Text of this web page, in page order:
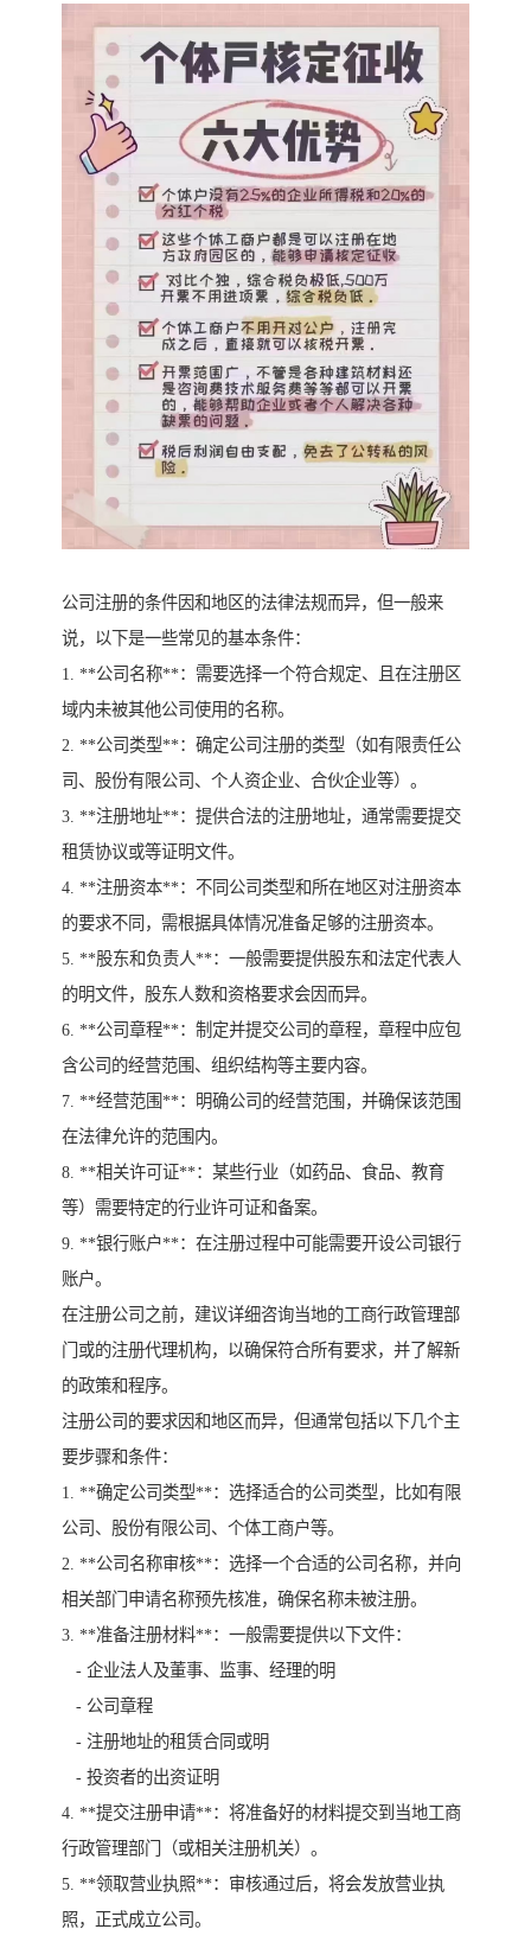
公司注册的条件因和地区的法律法规而异，但一般来
说，以下是一些常见的基本条件：
1. **公司名称**：需要选择一个符合规定、且在注册区
域内未被其他公司使用的名称。
2. **公司类型**：确定公司注册的类型（如有限责任公
司、股份有限公司、个人资企业、合伙企业等）。
3. **注册地址**：提供合法的注册地址，通常需要提交
租赁协议或等证明文件。
4. **注册资本**：不同公司类型和所在地区对注册资本
的要求不同，需根据具体情况准备足够的注册资本。
5. **股东和负责人**：一般需要提供股东和法定代表人
的明文件，股东人数和资格要求会因而异。
6. **公司章程**：制定并提交公司的章程，章程中应包
含公司的经营范围、组织结构等主要内容。
7. **经营范围**：明确公司的经营范围，并确保该范围
在法律允许的范围内。
8. **相关许可证**：某些行业（如药品、食品、教育
等）需要特定的行业许可证和备案。
9. **银行账户**：在注册过程中可能需要开设公司银行
账户。
在注册公司之前，建议详细咨询当地的工商行政管理部
门或的注册代理机构，以确保符合所有要求，并了解新
的政策和程序。
注册公司的要求因和地区而异，但通常包括以下几个主
要步骤和条件：
1. **确定公司类型**：选择适合的公司类型，比如有限
公司、股份有限公司、个体工商户等。
2. **公司名称审核**：选择一个合适的公司名称，并向
相关部门申请名称预先核准，确保名称未被注册。
3. **准备注册材料**：一般需要提供以下文件：
- 企业法人及董事、监事、经理的明
- 公司章程
- 注册地址的租赁合同或明
- 投资者的出资证明
4. **提交注册申请**：将准备好的材料提交到当地工商
行政管理部门（或相关注册机关）。
5. **领取营业执照**：审核通过后，将会发放营业执
照，正式成立公司。